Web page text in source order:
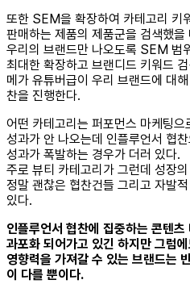
또한 SEM을 확장하여 카테고리 키
판매하는 제품의 제품군을 검색했을
우리의 브랜드만 나오도록 SEM 범
최대한 확장하고 브랜디드 키워드 검
메가 유튜버급이 우리 브랜드에 대
찬을 진행한다.
어떤 카테고리는 퍼포먼스 마케팅으
성과가 안 나오는데 인플루언서 협
성과가 폭발하는 경우가 더러 있다.
주로 뷰티 카테고리가 그런데 성장
정말 괜찮은 협찬건들 그리고 자발
있다.
인플루언서 협찬에 집중하는 콘텐츠
과포화 되어가고 있긴 하지만 그럼
영향력을 가져갈 수 있는 브랜드는
이 다를 뿐이다.